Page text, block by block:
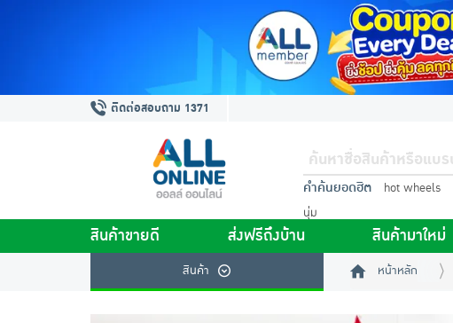
ติดต่อสอบถาม 1371
คำค้นยอดฮิต hot wheels
นุ่ม
สินค้าขายดี ส่งฟรีถึงบ้าน สินค้ามาใหม่
สินค้า หน้าหลัก